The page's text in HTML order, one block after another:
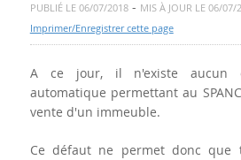
PUBLIÉ LE 06/07/2018- MIS À JOUR LE 06/07/
Imprimer/Enregistrer cette page
A ce jour, il n'existe aucun
automatique permettant au
vente d'un immeuble.
Ce défaut ne permet donc que